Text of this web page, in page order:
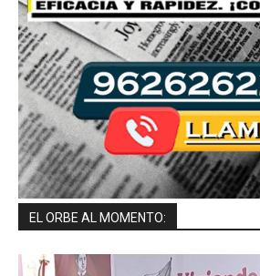
EL ORBE AL MOMENTO: